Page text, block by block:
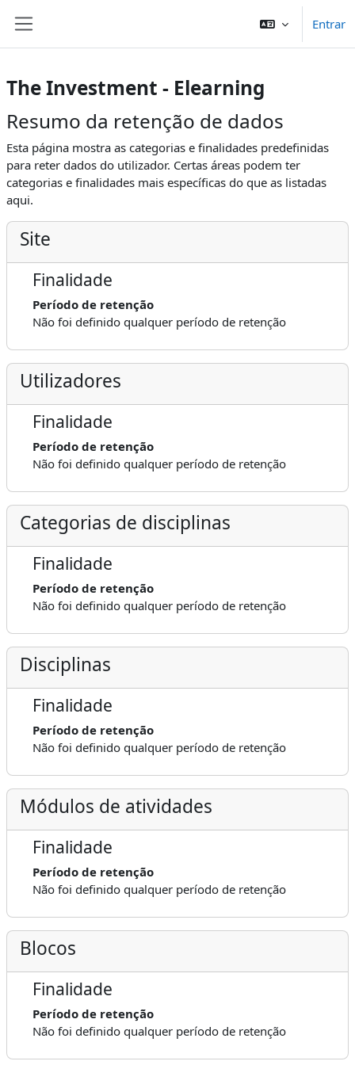
Entrar
The Investment - Elearning
Resumo da retenção de dados
Esta página mostra as categorias e finalidades predefinidas
para reter dados do utilizador. Certas áreas podem ter
categorias e finalidades mais específicas do que as listadas
aqui.
Site
Finalidade
Período de retenção
Não foi definido qualquer período de retenção
Utilizadores
Finalidade
Período de retenção
Não foi definido qualquer período de retenção
Categorias de disciplinas
Finalidade
Período de retenção
Não foi definido qualquer período de retenção
Disciplinas
Finalidade
Período de retenção
Não foi definido qualquer período de retenção
Módulos de atividades
Finalidade
Período de retenção
Não foi definido qualquer período de retenção
Blocos
Finalidade
Período de retenção
Não foi definido qualquer período de retenção